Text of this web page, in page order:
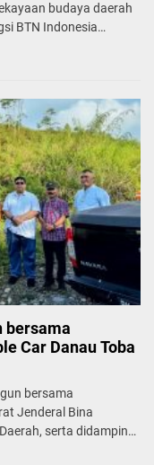
budaya daerah
BTN Indonesia
bersama
Car Danau Toba
bersama
Jenderal Bina
serta didampingi